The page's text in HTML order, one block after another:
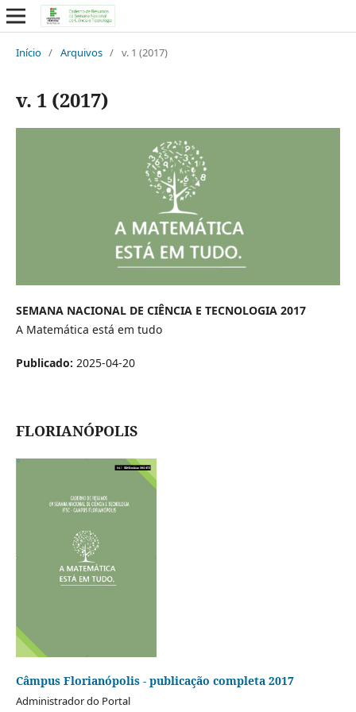
Início / Arquivos / v. 1 (2017)
v. 1 (2017)
SEMANA NACIONAL DE CIÊNCIA E TECNOLOGIA 2017
A Matemática está em tudo
Publicado: 2025-04-20
FLORIANÓPOLIS
Câmpus Florianópolis - publicação completa 2017
Administrador do Portal